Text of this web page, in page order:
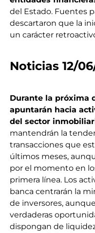
del Estado. Fuentes
descartaron que la
un carácter
Noticias 12/
Durante la próxima
apuntarán hacia
del sector
mantendrán la
transacciones que
últimos meses,
por el momento en
primera línea. Los
banca centrarán la
de inversores,
verdaderas
dispongan de